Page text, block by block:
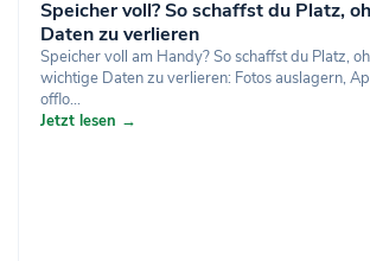
Speicher voll? So schaffst du Platz,
Daten zu verlieren
Speicher voll am Handy? So schaffst du Platz,
wichtige Daten zu verlieren: Fotos auslagern,
offlo...
Jetzt lesen →